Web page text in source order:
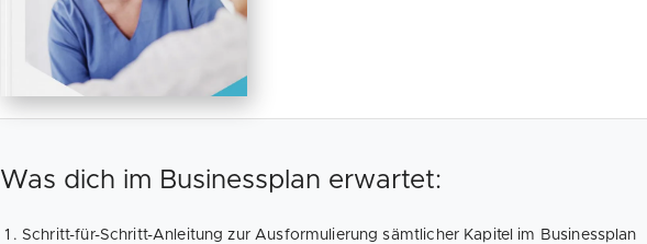
Was dich im Businessplan erwartet:
Schritt-für-Schritt-Anleitung zur Ausformulierung sämtlicher Kapitel im Businessplan